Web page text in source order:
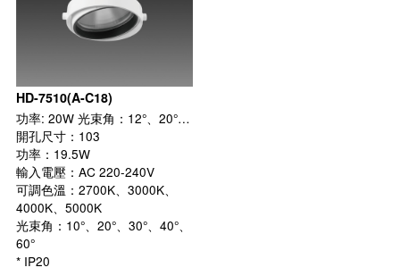
HD-7510(A-C18)
功率: 20W 光束角：12°、20°、30°、40°、60° 外徑: ø103 mm
開孔尺寸：103
功率：19.5W
輸入電壓：AC 220-240V
可調色溫：2700K、3000K、
4000K、5000K
光束角：10°、20°、30°、40°、
60°
* IP20